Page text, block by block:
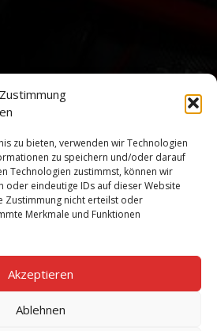
zu bieten, verwenden wir Technologien
zu speichern und/oder darauf
Technologien zustimmst, können wir
oder eindeutige IDs auf dieser Website
Zustimmung nicht erteilst oder
Merkmale und Funktionen
Akzeptieren
Ablehnen
über unsere sich ständig
und Technologien.
ein und abonnieren Sie unseren